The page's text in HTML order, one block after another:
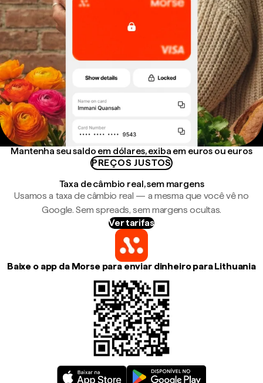
Mantenha seu saldo em dólares, exiba em euros ou euros
PREÇOS JUSTOS
Taxa de câmbio real, sem margens
Usamos a taxa de câmbio real — a mesma que você vê no
Google. Sem spreads, sem margens ocultas.
Ver tarifas
Baixe o app da Morse para enviar dinheiro para Lithuania